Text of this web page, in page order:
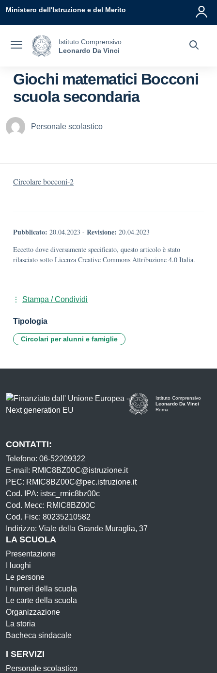
Ministero dell'Istruzione e del Merito
Istituto Comprensivo
Leonardo Da Vinci
Giochi matematici Bocconi
scuola secondaria
Personale scolastico
Circolare bocconi-2
Pubblicato: 20.04.2023 - Revisione: 20.04.2023
Eccetto dove diversamente specificato, questo articolo è stato
rilasciato sotto Licenza Creative Commons Attribuzione 4.0 Italia.
Stampa / Condividi
Tipologia
Circolari per alunni e famiglie
Istituto Comprensivo
Leonardo Da Vinci
Roma
CONTATTI:
Telefono: 06-52209322
E-mail: RMIC8BZ00C@istruzione.it
PEC: RMIC8BZ00C@pec.istruzione.it
Cod. IPA: istsc_rmic8bz00c
Cod. Mecc: RMIC8BZ00C
Cod. Fisc: 80235210582
Indirizzo: Viale della Grande Muraglia, 37
LA SCUOLA
Presentazione
I luoghi
Le persone
I numeri della scuola
Le carte della scuola
Organizzazione
La storia
Bacheca sindacale
I SERVIZI
Personale scolastico